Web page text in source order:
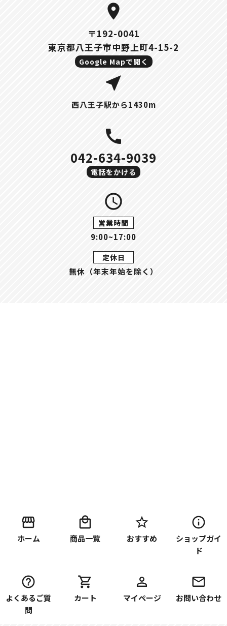
location_on
〒192-0041
東京都八王子市中野上町4-15-2
Google Mapで開く
near_me
西八王子駅から1430m
call
042-634-9039
電話をかける
query_builder
営業時間
9:00~17:00
定休日
無休（年末年始を除く）
ホーム 商品一覧 おすすめ
ショップガイ
ド
よくあるご質
問
カート マイページ お問い合わせ